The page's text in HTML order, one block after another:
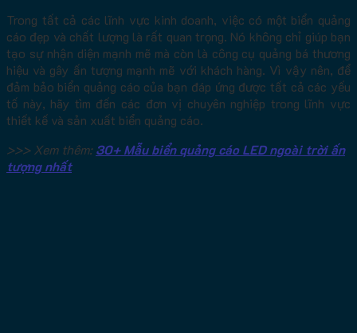
Trong tất cả các lĩnh vực kinh doanh, việc có một biển quảng
cáo đẹp và chất lượng là rất quan trọng. Nó không chỉ giúp bạn
tạo sự nhận diện mạnh mẽ mà còn là công cụ quảng bá thương
hiệu và gây ấn tượng mạnh mẽ với khách hàng. Vì vậy nên, để
đảm bảo biển quảng cáo của bạn đáp ứng được tất cả các yếu
tố này, hãy tìm đến các đơn vị chuyên nghiệp trong lĩnh vực
thiết kế và sản xuất biển quảng cáo.
>>> Xem thêm:30+ Mẫu biển quảng cáo LED ngoài trời ấn
tượng nhất